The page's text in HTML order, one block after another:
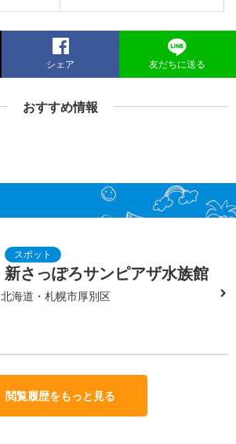
シェア 友だちに送る
おすすめ情報
新さっぽろサンピアザ水族館
北海道・札幌市厚別区
閲覧履歴をもっと見る